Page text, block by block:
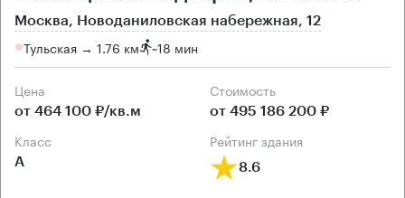
Москва, Новоданиловская набережная, 12
Тульская → 1.76 км ~18 мин
Цена
от 464 100 ₽/кв.м
Cтоимость
от 495 186 200 ₽
класс
А
рейтинг здания
8.6